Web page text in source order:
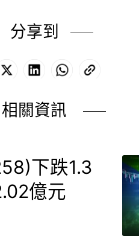
分享到
LinkedInWhatsApp
相關資訊
下跌1.3
億元